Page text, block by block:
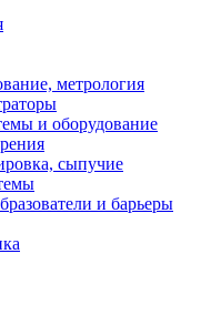
метрология
и оборудование
сыпучие
и барьеры